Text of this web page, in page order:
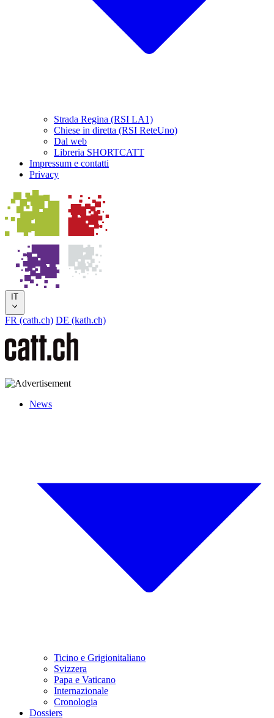
Strada Regina (RSI LA1)
Chiese in diretta (RSI ReteUno)
Dal web
Libreria SHORTCATT
Impressum e contatti
Privacy
IT
FR (cath.ch) DE (kath.ch)
News
Ticino e Grigionitaliano
Svizzera
Papa e Vaticano
Internazionale
Cronologia
Dossiers